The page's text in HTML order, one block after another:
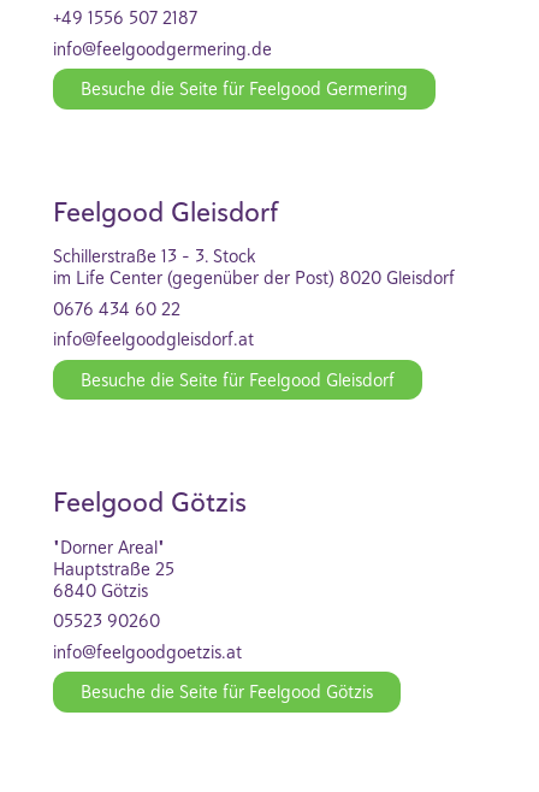
+49 1556 507 2187
info@feelgoodgermering.de
Besuche die Seite für Feelgood Germering
Feelgood Gleisdorf
Schillerstraße 13 - 3. Stock
im Life Center (gegenüber der Post) 8020 Gleisdorf
0676 434 60 22
info@feelgoodgleisdorf.at
Besuche die Seite für Feelgood Gleisdorf
Feelgood Götzis
"Dorner Areal"
Hauptstraße 25
6840 Götzis
05523 90260
info@feelgoodgoetzis.at
Besuche die Seite für Feelgood Götzis